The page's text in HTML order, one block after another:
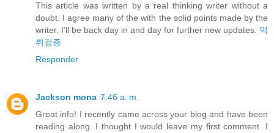
This article was written by a real thinking writer without a
doubt. I agree many of the with the solid points made by the
writer. I’ll be back day in and day for further new updates. 먹
튀검증
Responder
Jackson mona 7:46 a. m.
Great info! I recently came across your blog and have been
reading along. I thought I would leave my first comment. I